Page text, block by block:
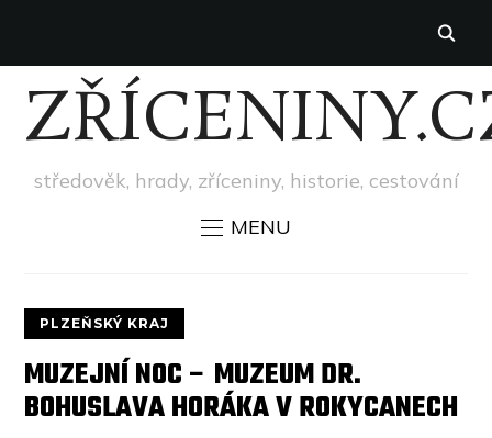
středověk, hrady, zříceniny, historie, cestování
MENU
PLZEŇSKÝ KRAJ
MUZEJNÍ NOC – MUZEUM DR.
BOHUSLAVA HORÁKA V ROKYCANECH